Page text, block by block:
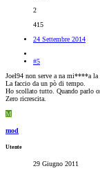
2
415
24 Settembre 2014
#5
Joel94 non serve a na mi****a la
La faccio da un pò di tempo.
Ho scollato tutto. Quando parlo
Zero ricrescita.
M
mod
Utente
29 Giugno 2011